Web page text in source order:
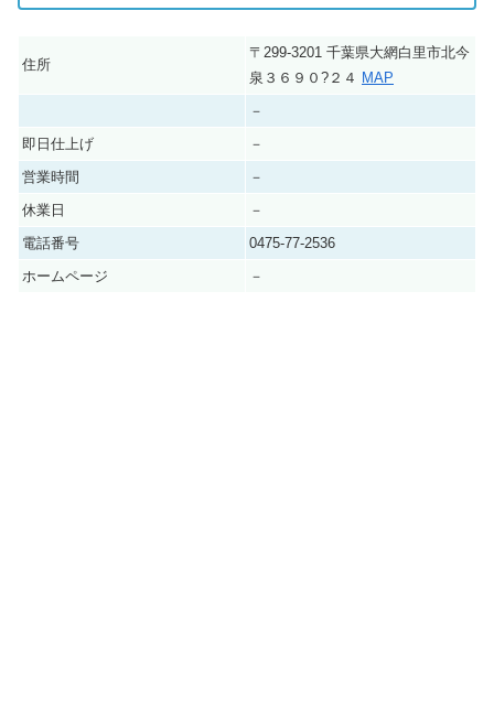
住所
〒299-3201 千葉県大網白里市北今
泉３６９０?２４ MAP
－
即日仕上げ
－
営業時間
－
休業日
－
電話番号
0475-77-2536
ホームページ
－